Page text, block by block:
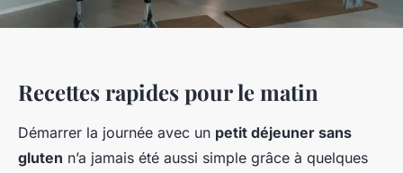
Recettes rapides pour le matin
Démarrer la journée avec un petit déjeuner sans
gluten n’a jamais été aussi simple grâce à quelques